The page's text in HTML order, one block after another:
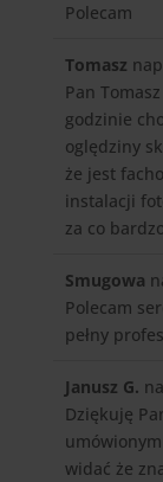
Polecam
Tomasz
Pan
godzinie
oględziny
że jest
instalacji
za co
Smugowa
Polecam
pełny
Janusz G.
Dziękuję
widać że